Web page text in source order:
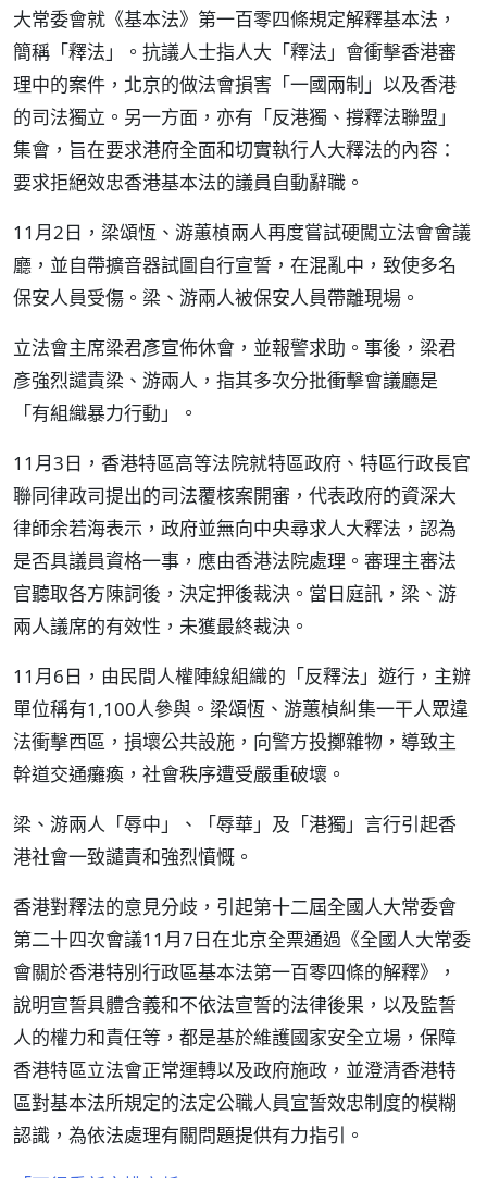
大常委會就《基本法》第一百零四條規定解釋基本法，
簡稱「釋法」。抗議人士指人大「釋法」會衝擊香港審
理中的案件，北京的做法會損害「一國兩制」以及香港
的司法獨立。另一方面，亦有「反港獨、撐釋法聯盟」
集會，旨在要求港府全面和切實執行人大釋法的內容：
要求拒絕效忠香港基本法的議員自動辭職。
11月2日，梁頌恆、游蕙楨兩人再度嘗試硬闖立法會會議
廳，並自帶擴音器試圖自行宣誓，在混亂中，致使多名
保安人員受傷。梁、游兩人被保安人員帶離現場。
立法會主席梁君彥宣佈休會，並報警求助。事後，梁君
彥強烈譴責梁、游兩人，指其多次分批衝擊會議廳是
「有組織暴力行動」。
11月3日，香港特區高等法院就特區政府、特區行政長官
聯同律政司提出的司法覆核案開審，代表政府的資深大
律師余若海表示，政府並無向中央尋求人大釋法，認為
是否具議員資格一事，應由香港法院處理。審理主審法
官聽取各方陳詞後，決定押後裁決。當日庭訊，梁、游
兩人議席的有效性，未獲最終裁決。
11月6日，由民間人權陣線組織的「反釋法」遊行，主辦
單位稱有1,100人參與。梁頌恆、游蕙楨糾集一干人眾違
法衝擊西區，損壞公共設施，向警方投擲雜物，導致主
幹道交通癱瘓，社會秩序遭受嚴重破壞。
梁、游兩人「辱中」、「辱華」及「港獨」言行引起香
港社會一致譴責和強烈憤慨。
香港對釋法的意見分歧，引起第十二屆全國人大常委會
第二十四次會議11月7日在北京全票通過《全國人大常委
會關於香港特別行政區基本法第一百零四條的解釋》，
說明宣誓具體含義和不依法宣誓的法律後果，以及監誓
人的權力和責任等，都是基於維護國家安全立場，保障
香港特區立法會正常運轉以及政府施政，並澄清香港特
區對基本法所規定的法定公職人員宣誓效忠制度的模糊
認識，為依法處理有關問題提供有力指引。